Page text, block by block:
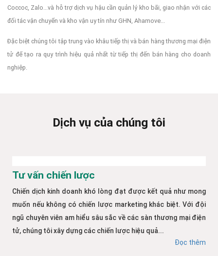
Coccoc, Zalo...và hỗ trợ dịch vụ hậu cần quản lý kho bãi, giao nhận với các
đối tác vận chuyển và kho vận uy tín như GHN, Ahamove...
Đặc biệt chúng tôi tập trung vào khâu tiếp thị và bán hàng thương mại điện
tử để tạo ra quy trình hiệu quả nhất từ tiếp thị đến bán hàng cho doanh
nghiệp.
Dịch vụ của chúng tôi
Tư vấn chiến lược
Chiến dịch kinh doanh khó lòng đạt được kết quả như mong
muốn nếu không có chiến lược marketing khác biệt. Với đội
ngũ chuyên viên am hiểu sâu sắc về các sàn thương mại điện
tử, chúng tôi xây dựng các chiến lược hiệu quả...
Đọc thêm